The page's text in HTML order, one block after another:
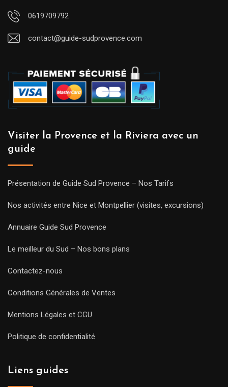
0619709792
contact@guide-sudprovence.com
Visiter la Provence et la Riviera avec un
guide
Présentation de Guide Sud Provence – Nos Tarifs
Nos activités entre Nice et Montpellier (visites, excursions)
Annuaire Guide Sud Provence
Le meilleur du Sud – Nos bons plans
Contactez-nous
Conditions Générales de Ventes
Mentions Légales et CGU
Politique de confidentialité
Liens guides